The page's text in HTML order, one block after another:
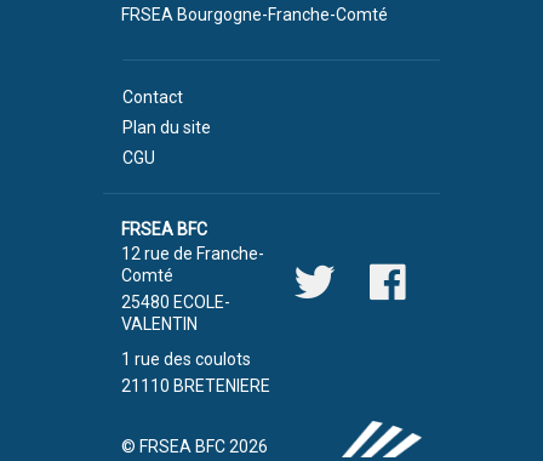
FRSEA Bourgogne-Franche-Comté
Contact
Plan du site
CGU
FRSEA BFC
12 rue de Franche-
Comté
25480 ECOLE-
VALENTIN
1 rue des coulots
21110 BRETENIERE
© FRSEA BFC 2026